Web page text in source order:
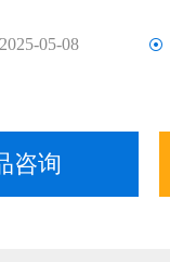
2025-05-08
咨询